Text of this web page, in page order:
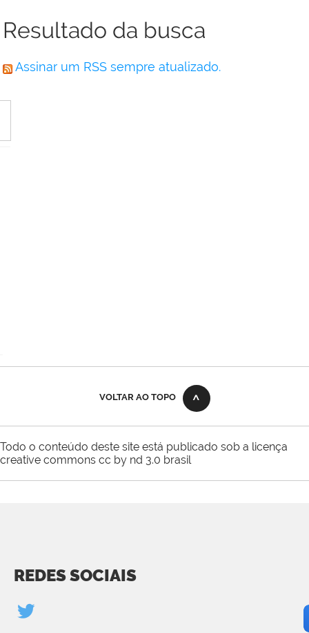
Resultado da busca
Assinar um RSS sempre atualizado.
VOLTAR AO TOPO
Todo o conteúdo deste site está publicado sob a licença
creative commons cc by nd 3.0 brasil
REDES SOCIAIS